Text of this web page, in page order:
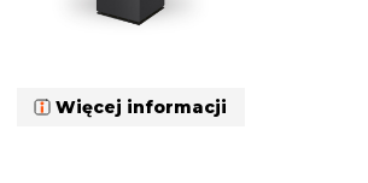
Więcej informacji